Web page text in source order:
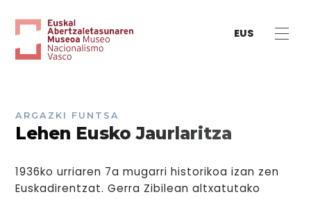
EUS
ARGAZKI FUNTSA
Lehen Eusko Jaurlaritza
1936ko urriaren 7a mugarri historikoa izan zen
Euskadirentzat. Gerra Zibilean altxatutako